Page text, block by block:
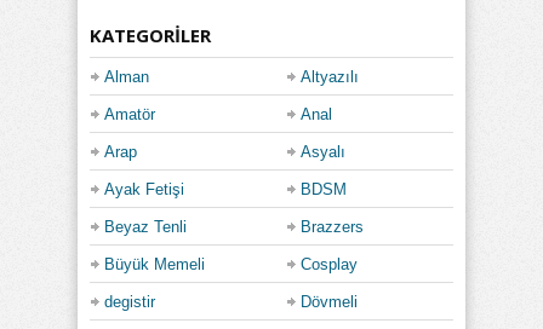
KATEGORILER
Alman Altyazılı
Amatör Anal
Arap Asyalı
Ayak Fetişi BDSM
Beyaz Tenli Brazzers
Büyük Memeli Cosplay
degistir Dövmeli